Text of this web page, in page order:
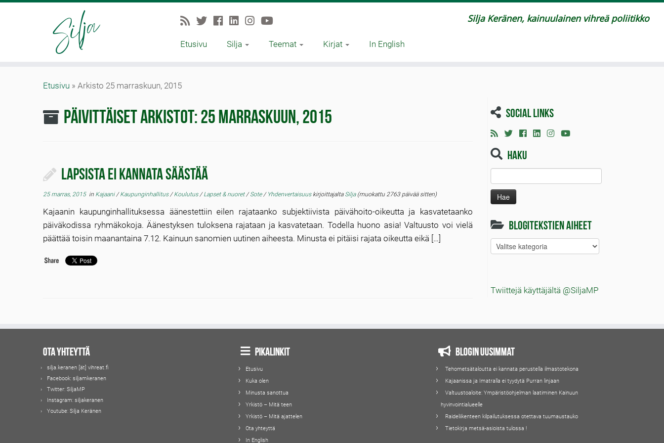
Silja Keränen, kainuulainen vihreä poliitikko
Etusivu Silja Teemat Kirjat In English
Etusivu » Arkisto 25 marraskuun, 2015
Päivittäiset arkistot: 25 marraskuun, 2015
Lapsista ei kannata säästää
25 marras, 2015in Kajaani/Kaupunginhallitus/Koulutus/Lapset & nuoret/Sote/ Yhdenvertaisuus kirjoittajalta Silja(muokattu 2763 päivää sitten)
Kajaanin kaupunginhallituksessa äänestettiin eilen rajataanko subjektiivista päivähoito-oikeutta ja kasvatetaanko
päiväkodissa ryhmäkokoja. Äänestyksen tuloksena rajataan ja kasvatetaan. Todella huono asia! Valtuusto voi vielä
päättää toisin maanantaina 7.12. Kainuun sanomien uutinen aiheesta. Minusta ei pitäisi rajata oikeutta eikä […]
Social links
Haku
Blogitekstien aiheet
Blogitekstien
aiheet
Twiittejä käyttäjältä @SiljaMP
Ota yhteyttä
silja.keranen [ät] vihreat.fi
Facebook: siljamkeranen
Twitter: SiljaMP
Instagram: siljakeranen
Youtube: Silja Keränen
Pikalinkit
Etusivu
Kuka olen
Minusta sanottua
Yrkistö – Mitä teen
Yrkistö – Mitä ajattelen
Ota yhteyttä
In English
Blogin uusimmat
Tehometsätaloutta ei kannata perustella ilmastotekona
Kajaanissa ja Imatralla ei tyydytä Purran linjaan
Valtuustoaloite: Ympäristöohjelman laatiminen Kainuun
hyvinvointialueelle
Raideliikenteen kilpailutuksessa otettava tuumaustauko
Tietokirja metsä-asioista tulossa !